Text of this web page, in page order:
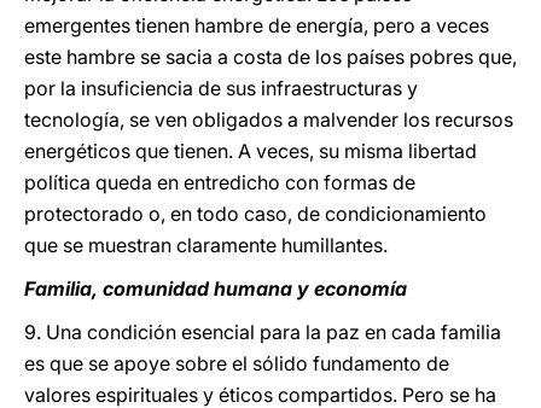
emergentes tienen hambre de energía, pero a veces
este hambre se sacia a costa de los países pobres que,
por la insuficiencia de sus infraestructuras y
tecnología, se ven obligados a malvender los recursos
energéticos que tienen. A veces, su misma libertad
política queda en entredicho con formas de
protectorado o, en todo caso, de condicionamiento
que se muestran claramente humillantes.
Familia, comunidad humana y economía
9. Una condición esencial para la paz en cada familia
es que se apoye sobre el sólido fundamento de
valores espirituales y éticos compartidos. Pero se ha